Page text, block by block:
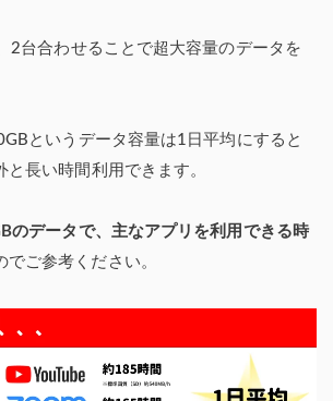
2台合わせることで超大容量のデータを
というデータ容量は1日平均にすると
長い時間利用できます。
のデータで、主なアプリを利用できる時
でご参考ください。